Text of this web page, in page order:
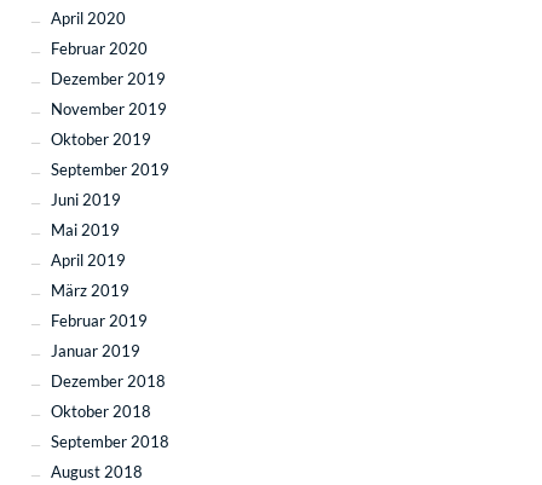
April 2020
Februar 2020
Dezember 2019
November 2019
Oktober 2019
September 2019
Juni 2019
Mai 2019
April 2019
März 2019
Februar 2019
Januar 2019
Dezember 2018
Oktober 2018
September 2018
August 2018